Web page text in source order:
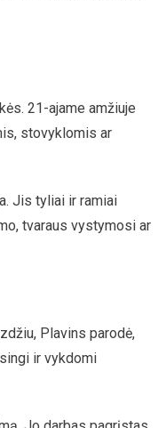
21-ajame amžiuje
stovyklomis ar
Jis tyliai ir ramiai
tvaraus vystymosi ar
Plavins parodė,
ir vykdomi